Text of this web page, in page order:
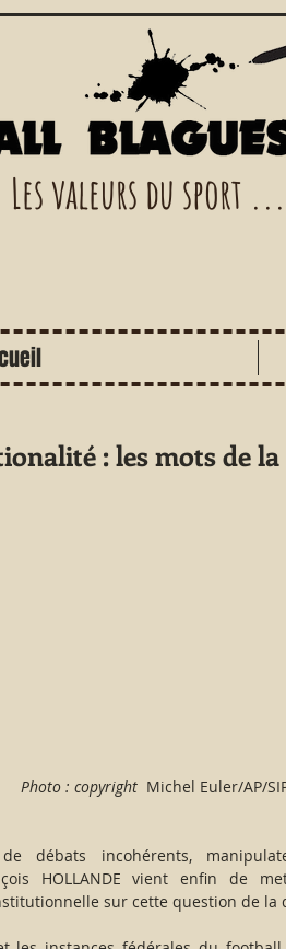
Les valeurs du sport ...
: les mots de
Photo : copyright Michel Euler/AP/
HOLLANDE vient enfin de
sur cette question de la